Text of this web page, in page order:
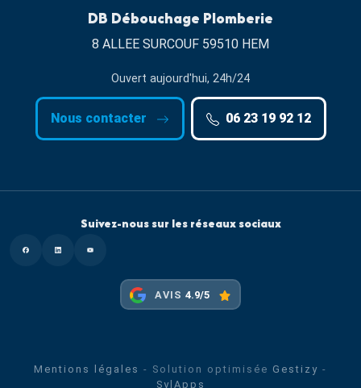
DB Débouchage Plomberie
8 ALLEE SURCOUF 59510 HEM
Ouvert aujourd'hui, 24h/24
Nous contacter 06 23 19 92 12
Suivez-nous sur les réseaux sociaux
FacebookLinkedin
AVIS 4.9/5
Mentions légales - Solution optimisée Gestizy -
SylApps